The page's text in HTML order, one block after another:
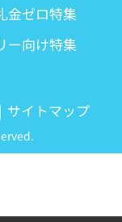
金ゼロ特集
ー向け特集
サイトマップ